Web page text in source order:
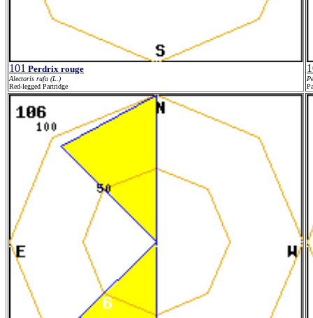
101 Perdrix rouge
Alectoris rufa (L.)
Red-legged Partridge